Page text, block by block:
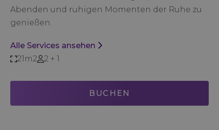
Abenden und ruhigen Momenten der Ruhe zu
genießen.
Alle Services ansehen
21m2
2 + 1
BUCHEN